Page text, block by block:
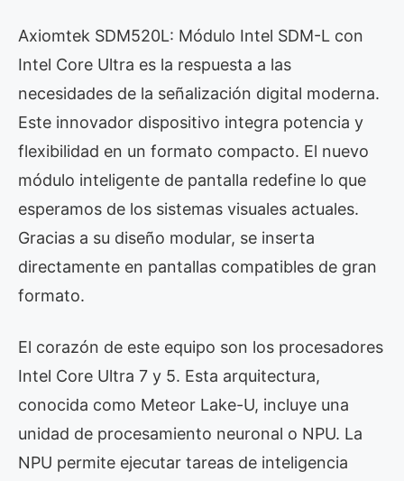
Axiomtek SDM520L: Módulo Intel SDM-L con
Intel Core Ultra es la respuesta a las
necesidades de la señalización digital moderna.
Este innovador dispositivo integra potencia y
flexibilidad en un formato compacto. El nuevo
módulo inteligente de pantalla redefine lo que
esperamos de los sistemas visuales actuales.
Gracias a su diseño modular, se inserta
directamente en pantallas compatibles de gran
formato.
El corazón de este equipo son los procesadores
Intel Core Ultra 7 y 5. Esta arquitectura,
conocida como Meteor Lake-U, incluye una
unidad de procesamiento neuronal o NPU. La
NPU permite ejecutar tareas de inteligencia